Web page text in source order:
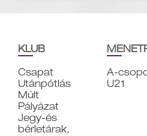
KLUB
Csapat
Utánpótlás
Múlt
Pályázat
Jegy-és
bérletárak,
A-
U21